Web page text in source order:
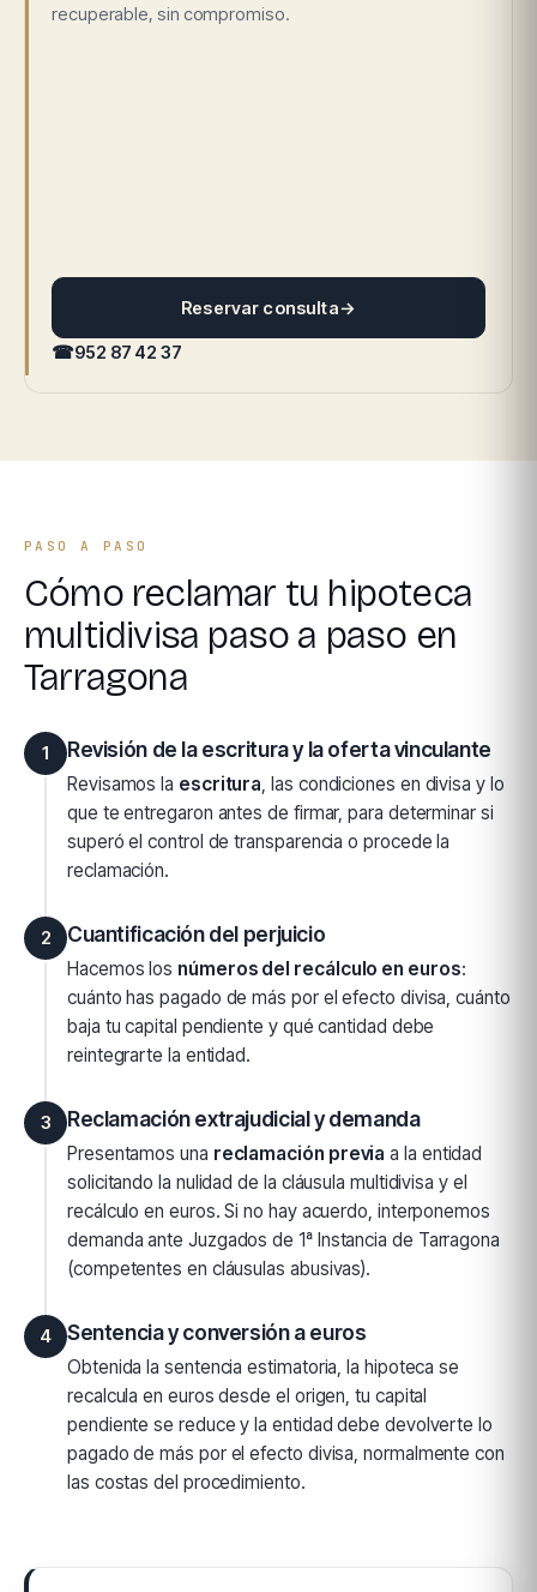
recuperable, sin compromiso.
Reservar consulta→
☎952 87 42 37
PASO A PASO
Cómo reclamar tu hipoteca
multidivisa paso a paso en
Tarragona
1 Revisión de la escritura y la oferta vinculante
Revisamos la escritura, las condiciones en divisa y lo
que te entregaron antes de firmar, para determinar si
superó el control de transparencia o procede la
reclamación.
2 Cuantificación del perjuicio
Hacemos los números del recálculo en euros:
cuánto has pagado de más por el efecto divisa, cuánto
baja tu capital pendiente y qué cantidad debe
reintegrarte la entidad.
3 Reclamación extrajudicial y demanda
Presentamos una reclamación previa a la entidad
solicitando la nulidad de la cláusula multidivisa y el
recálculo en euros. Si no hay acuerdo, interponemos
demanda ante Juzgados de 1ª Instancia de Tarragona
(competentes en cláusulas abusivas).
4 Sentencia y conversión a euros
Obtenida la sentencia estimatoria, la hipoteca se
recalcula en euros desde el origen, tu capital
pendiente se reduce y la entidad debe devolverte lo
pagado de más por el efecto divisa, normalmente con
las costas del procedimiento.